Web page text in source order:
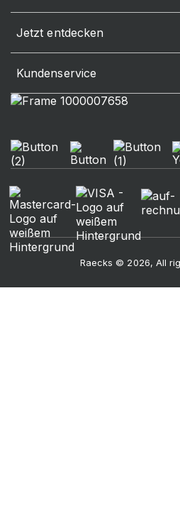
Jetzt entdecken
Kundenservice
Raecks © 2026, All